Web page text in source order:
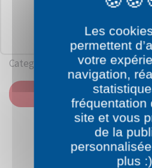
Category: Farmhouse
Les
permettent
votre
navigation,
fréquentation
site et vous
de la
plus :)